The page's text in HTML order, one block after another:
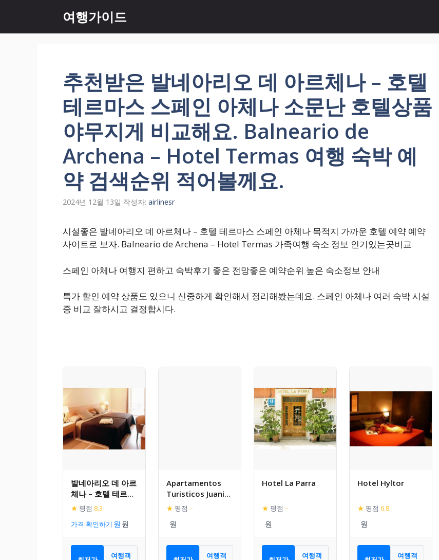
츠
여행가이드
추천받은 발네아리오 데 아르체나 – 호텔
테르마스 스페인 아체나 소문난 호텔상품
야무지게 비교해요. Balneario de
Archena – Hotel Termas 여행 숙박 예
약 검색순위 적어볼께요.
2024년 12월 13일 작성자: airlinesr
시설좋은 발네아리오 데 아르체나 – 호텔 테르마스 스페인 아체나 목적지 가까운 호텔 예약 예약
사이트로 보자. Balneario de Archena – Hotel Termas 가족여행 숙소 정보 인기있는곳비교
스페인 아체나 여행지 편하고 숙박후기 좋은 전망좋은 예약순위 높은 숙소정보 안내
특가 할인 예약 상품도 있으니 신중하게 확인해서 정리해봤는데요. 스페인 아체나 여러 숙박 시설
중 비교 잘하시고 결정합시다.
발네아리오 데 아르
체나 – 호텔 테르마
스
★ 평점 8.3
가격 확인하기
여행객
Apartamentos
Turisticos Juanita
‘Ope’
★ 평점 –
여행객
Hotel La Parra
★ 평점 –
여행객
Hotel Hyltor
★ 평점 6.8
여행객